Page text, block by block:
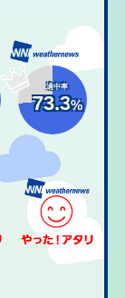
適中率
73.3%